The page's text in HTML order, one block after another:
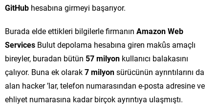
GitHub hesabına girmeyi başarıyor.
Burada elde ettikleri bilgilerle firmanın Amazon Web
Services Bulut depolama hesabına giren makûs amaçlı
bireyler, buradan bütün 57 milyon kullanıcı balakasını
çalıyor. Buna ek olarak7 milyonsürücünün ayrıntılarını da
alan hacker ’lar, telefon numarasından e-posta adresine ve
ehliyet numarasına kadar birçok ayrıntıya ulaşmıştı.